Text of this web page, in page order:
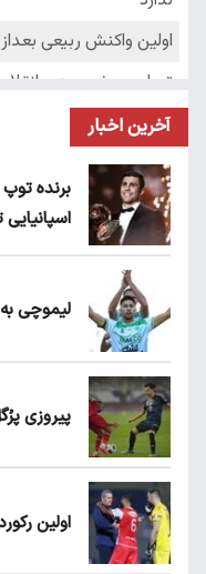
آخرین اخبار
برنده توپ
اسپانیایی
لیموچی
پیروزی
اولین